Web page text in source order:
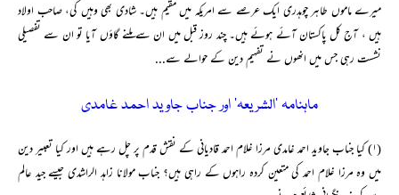
میرے ماموں طاہر چوہدری ایک عرصے سے امریکہ میں مقیم ہیں۔ شادی بھی وہیں کی، صاحب اولاد
ہیں ، آج کل پاکستان آئے ہوئے ہیں۔ چند روز قبل میں ان سے ملنے گاؤں آیا تو ان سے تفصیلی
نشست رہی جس میں انھوں نے تفہیم دین کے حوالے سے...
ماہنامہ ’الشریعہ‘ اور جناب جاوید احمد غامدی
(۱) کیا جناب جاوید احمد غامدی مرزا غلام احمد قادیانی کے نقش قدم پر چل رہے ہیں اور کیا تعبیر دین
میں وہ مرزا غلام احمد کی متعین کردہ راہوں کے راہی ہیں؟ جناب مولانا زاہد الراشدی جیسے جید عالم